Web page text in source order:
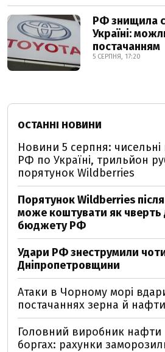
РФ знищила
Україні:
постачанням
5 СЕРПНЯ, 17:20
ОСТАННІ НОВИНИ
Новини 5 серпня: чисельні
РФ по Україні, трильйон
порятунок Wildberries
Порятунок Wildberries
може коштувати як чверть
бюджету РФ
Удари РФ знеструмили
Дніпропетровщини
Атаки в Чорному морі
постачаннях зерна й нафти
Головний виробник нафти
боргах: рахунки